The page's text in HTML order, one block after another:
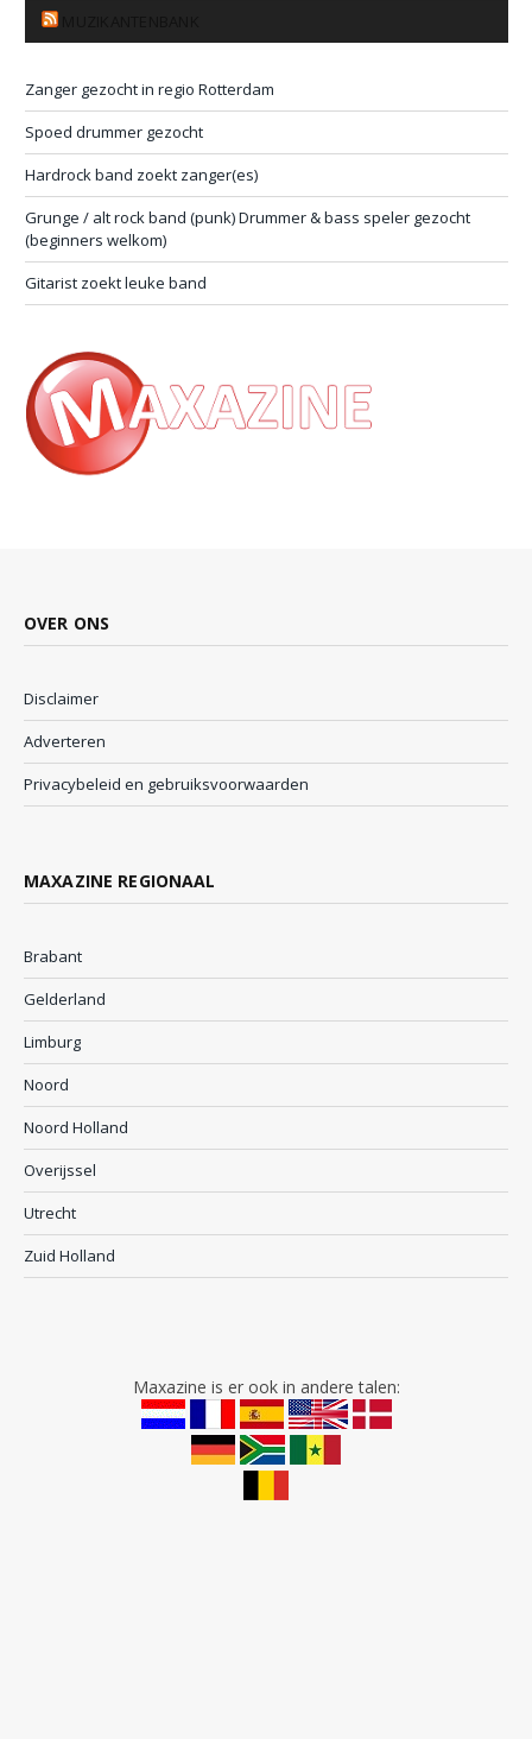
Zanger gezocht in regio Rotterdam
Spoed drummer gezocht
Hardrock band zoekt zanger(es)
Grunge / alt rock band (punk) Drummer & bass speler gezocht
(beginners welkom)
Gitarist zoekt leuke band
OVER ONS
Disclaimer
Adverteren
Privacybeleid en gebruiksvoorwaarden
MAXAZINE REGIONAAL
Brabant
Gelderland
Limburg
Noord
Noord Holland
Overijssel
Utrecht
Zuid Holland
Maxazine is er ook in andere talen: